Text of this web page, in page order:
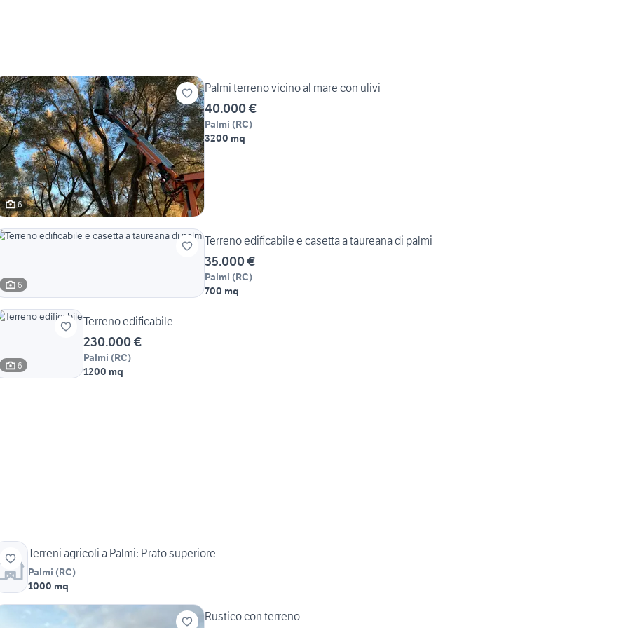
6
Palmi terreno vicino al mare con ulivi
40.000 €
Palmi (RC)
3200 mq
6
Terreno edificabile e casetta a taureana di palmi
35.000 €
Palmi (RC)
700 mq
6
Terreno edificabile
230.000 €
Palmi (RC)
1200 mq
Terreni agricoli a Palmi: Prato superiore
Palmi (RC)
1000 mq
Rustico con terreno